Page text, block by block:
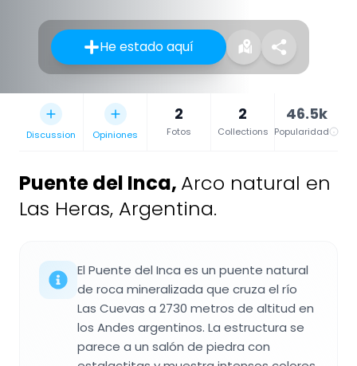
He estado aquí
Discussion Opiniones
2
Fotos
2
Collections
46.5k
Popularidad
Puente del Inca, Arco natural en
Las Heras, Argentina.
El Puente del Inca es un puente natural
de roca mineralizada que cruza el río
Las Cuevas a 2730 metros de altitud en
los Andes argentinos. La estructura se
parece a un salón de piedra con